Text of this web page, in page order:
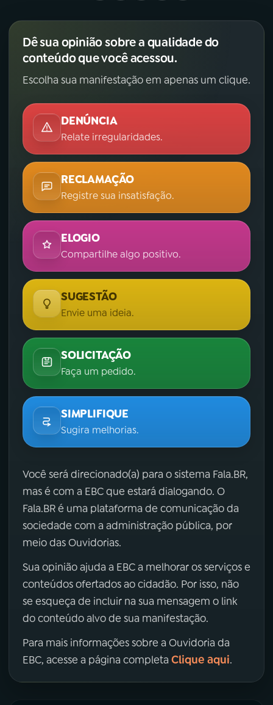
Dê sua opinião sobre a qualidade do
conteúdo que você acessou.
Escolha sua manifestação em apenas um clique.
DENÚNCIA
Relate irregularidades.
RECLAMAÇÃO
Registre sua insatisfação.
ELOGIO
Compartilhe algo positivo.
SUGESTÃO
Envie uma ideia.
SOLICITAÇÃO
Faça um pedido.
SIMPLIFIQUE
Sugira melhorias.
Você será direcionado(a) para o sistema Fala.BR,
mas é com a EBC que estará dialogando. O
Fala.BR é uma plataforma de comunicação da
sociedade com a administração pública, por
meio das Ouvidorias.
Sua opinião ajuda a EBC a melhorar os serviços e
conteúdos ofertados ao cidadão. Por isso, não
se esqueça de incluir na sua mensagem o link
do conteúdo alvo de sua manifestação.
Para mais informações sobre a Ouvidoria da
EBC, acesse a página completa Clique aqui.